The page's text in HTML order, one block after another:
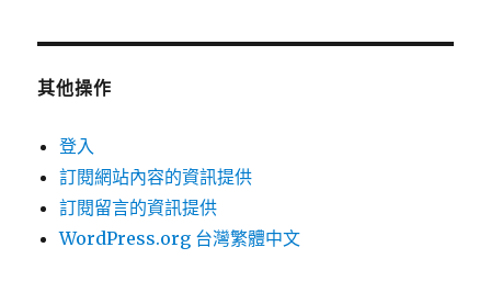
其他操作
登入
訂閱網站內容的資訊提供
訂閱留言的資訊提供
WordPress.org 台灣繁體中文